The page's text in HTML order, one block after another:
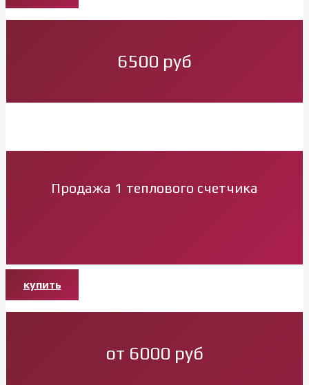
6500 руб
Продажа 1 теплового счетчика
купить
от 6000 руб